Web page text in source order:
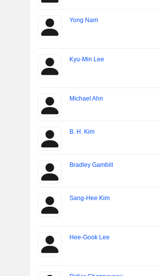
Yong Nam
Kyu-Min Lee
Michael Ahn
B. H. Kim
Bradley Gambill
Sang-Hee Kim
Hee-Gook Lee